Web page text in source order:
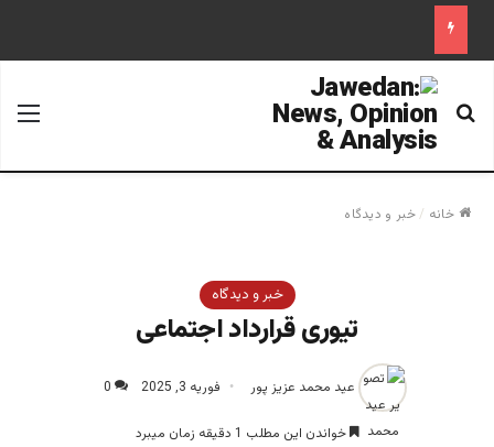
جستجو برای
خانه /خبر و دیدگاه
خبر و دیدگاه
تیوری قرارداد اجتماعی‎
عید محمد عزیز پور فوریه 3, 2025 0
خواندن این مطلب 1 دقیقه زمان میبرد